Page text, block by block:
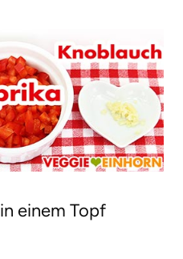
in einem Topf